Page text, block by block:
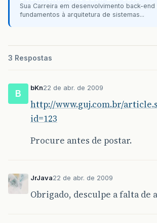
Sua Carreira em desenvolvimento back-end
fundamentos à arquitetura de sistemas...
3 Respostas
B
bKn22 de abr. de 2009
http://www.guj.com.br/
id=123
Procure antes de postar.
JrJava22 de abr. de 2009
Obrigado, desculpe a falta de